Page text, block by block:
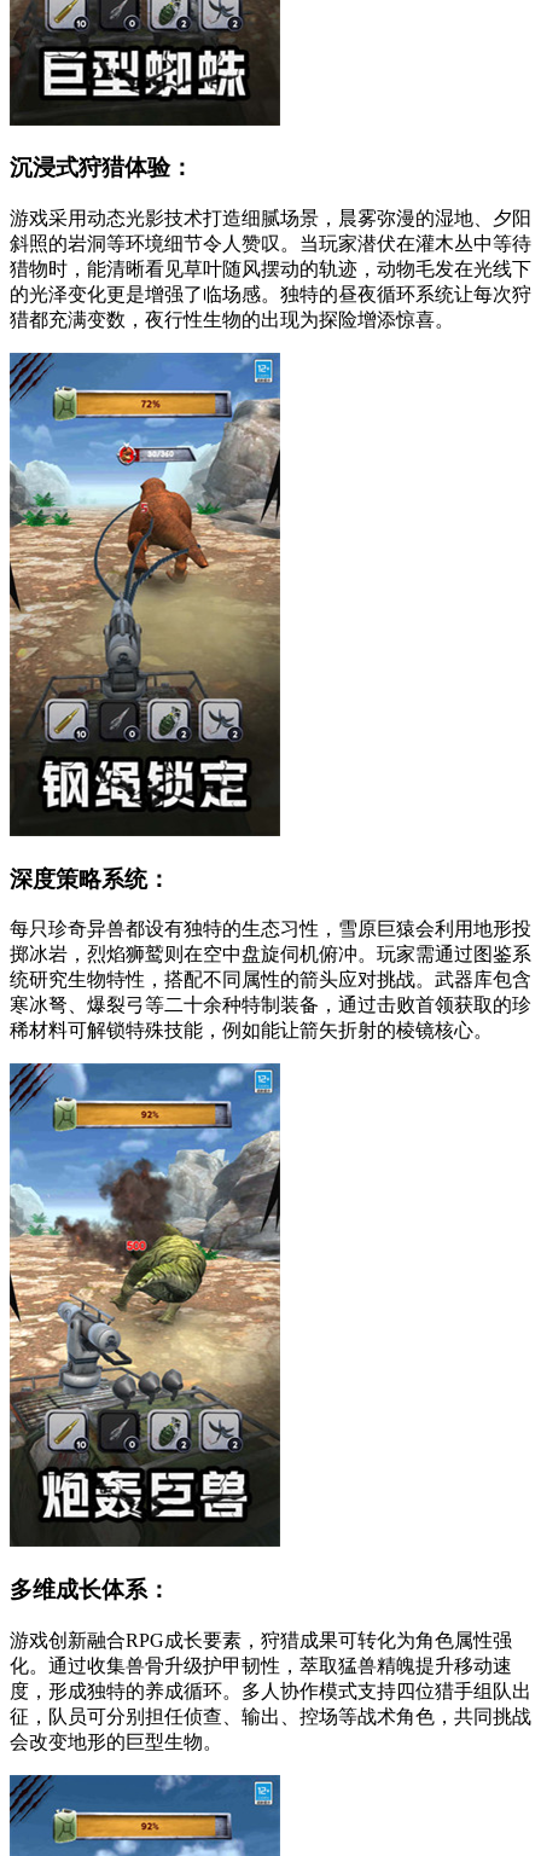
沉浸式狩猎体验：
游戏采用动态光影技术打造细腻场景，晨雾弥漫的湿地、夕阳
斜照的岩洞等环境细节令人赞叹。当玩家潜伏在灌木丛中等待
猎物时，能清晰看见草叶随风摆动的轨迹，动物毛发在光线下
的光泽变化更是增强了临场感。独特的昼夜循环系统让每次狩
猎都充满变数，夜行性生物的出现为探险增添惊喜。
深度策略系统：
每只珍奇异兽都设有独特的生态习性，雪原巨猿会利用地形投
掷冰岩，烈焰狮鹫则在空中盘旋伺机俯冲。玩家需通过图鉴系
统研究生物特性，搭配不同属性的箭头应对挑战。武器库包含
寒冰弩、爆裂弓等二十余种特制装备，通过击败首领获取的珍
稀材料可解锁特殊技能，例如能让箭矢折射的棱镜核心。
多维成长体系：
游戏创新融合RPG成长要素，狩猎成果可转化为角色属性强
化。通过收集兽骨升级护甲韧性，萃取猛兽精魄提升移动速
度，形成独特的养成循环。多人协作模式支持四位猎手组队出
征，队员可分别担任侦查、输出、控场等战术角色，共同挑战
会改变地形的巨型生物。